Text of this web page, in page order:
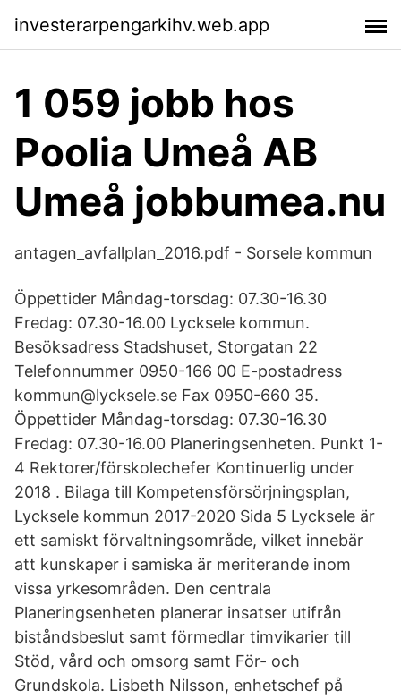
investerarpengarkihv.web.app
1 059 jobb hos
Poolia Umeå AB
Umeå jobbumea.nu
antagen_avfallplan_2016.pdf - Sorsele kommun
Öppettider Måndag-torsdag: 07.30-16.30
Fredag: 07.30-16.00 Lycksele kommun.
Besöksadress Stadshuset, Storgatan 22
Telefonnummer 0950-166 00 E-postadress
kommun@lycksele.se Fax 0950-660 35.
Öppettider Måndag-torsdag: 07.30-16.30
Fredag: 07.30-16.00 Planeringsenheten. Punkt 1-
4 Rektorer/förskolechefer Kontinuerlig under
2018 . Bilaga till Kompetensförsörjningsplan,
Lycksele kommun 2017-2020 Sida 5 Lycksele är
ett samiskt förvaltningsområde, vilket innebär
att kunskaper i samiska är meriterande inom
vissa yrkesområden. Den centrala
Planeringsenheten planerar insatser utifrån
biståndsbeslut samt förmedlar timvikarier till
Stöd, vård och omsorg samt För- och
Grundskola. Lisbeth Nilsson, enhetschef på